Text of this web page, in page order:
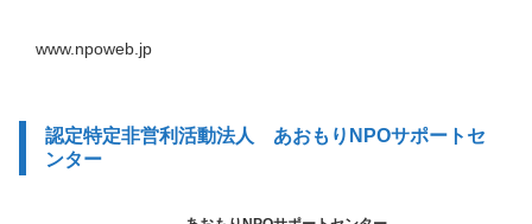
www.npoweb.jp
認定特定非営利活動法人 あおもりNPOサポートセ
ンター